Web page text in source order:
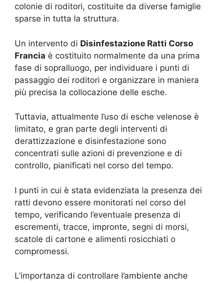
colonie di roditori, costituite da diverse famiglie
sparse in tutta la struttura.
Un intervento di Disinfestazione Ratti Corso
Francia è costituito normalmente da una prima
fase di sopralluogo, per individuare i punti di
passaggio dei roditori e organizzare in maniera
più precisa la collocazione delle esche.
Tuttavia, attualmente l’uso di esche velenose è
limitato, e gran parte degli interventi di
derattizzazione e disinfestazione sono
concentrati sulle azioni di prevenzione e di
controllo, pianificati nel corso del tempo.
I punti in cui è stata evidenziata la presenza dei
ratti devono essere monitorati nel corso del
tempo, verificando l’eventuale presenza di
escrementi, tracce, impronte, segni di morsi,
scatole di cartone e alimenti rosicchiati o
compromessi.
L’importanza di controllare l’ambiente anche